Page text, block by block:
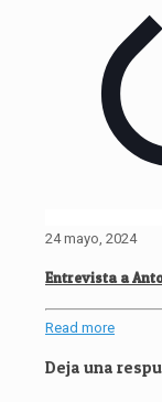
24 mayo, 2024
Entrevista a
Read more
Deja una